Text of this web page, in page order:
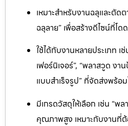
เหมาะสำหรับงานฉลุและตัด
ฉลุลาย” เพื่อสร้างดีไซน์ที่โ
ใช้ได้กับงานหลายประเภท เ
เฟอร์นิเจอร์”, “พลาสวูด งา
แบบสำเร็จรูป” ที่จัดส่งพร้อ
มีเกรดวัสดุให้เลือก เช่น “พ
คุณภาพสูง เหมาะกับงานที่